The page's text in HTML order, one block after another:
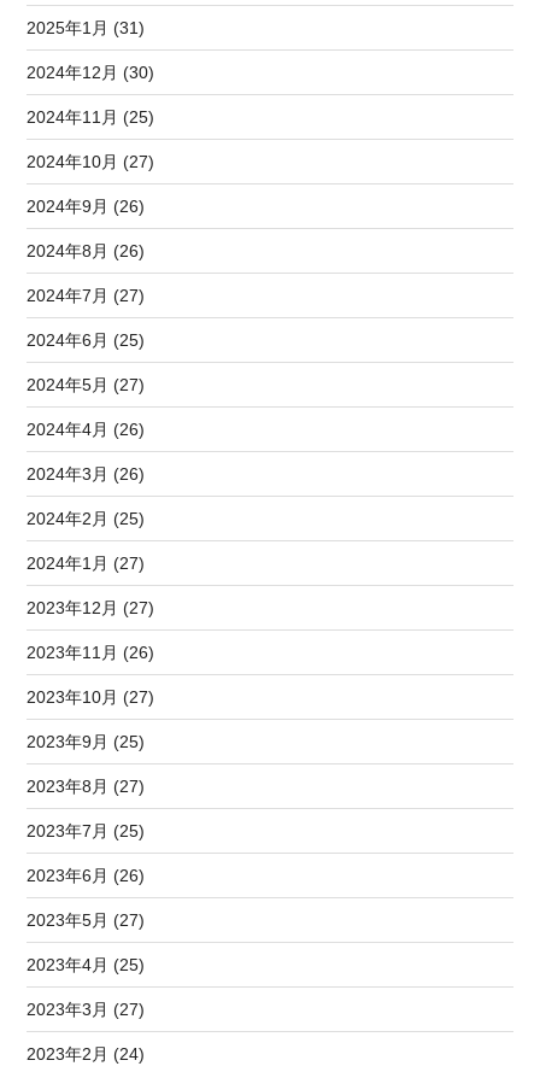
2025年1月 (31)
2024年12月 (30)
2024年11月 (25)
2024年10月 (27)
2024年9月 (26)
2024年8月 (26)
2024年7月 (27)
2024年6月 (25)
2024年5月 (27)
2024年4月 (26)
2024年3月 (26)
2024年2月 (25)
2024年1月 (27)
2023年12月 (27)
2023年11月 (26)
2023年10月 (27)
2023年9月 (25)
2023年8月 (27)
2023年7月 (25)
2023年6月 (26)
2023年5月 (27)
2023年4月 (25)
2023年3月 (27)
2023年2月 (24)